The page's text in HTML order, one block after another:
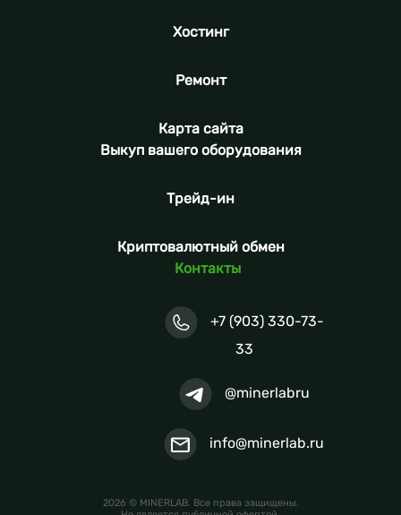
Хостинг
Ремонт
Карта сайта
Выкуп вашего оборудования
Трейд-ин
Криптовалютный обмен
Контакты
+7 (903) 330-73-
33
@minerlabru
info@minerlab.ru
2026 © MINERLAB. Все права защищены.